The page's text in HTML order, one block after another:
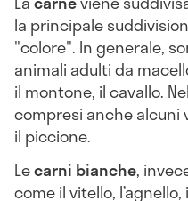
la principale
"colore". In generale,
animali adulti da
il montone, il cavallo.
compresi anche alcuni
il piccione.
Lecarni bianche,
come il vitello,